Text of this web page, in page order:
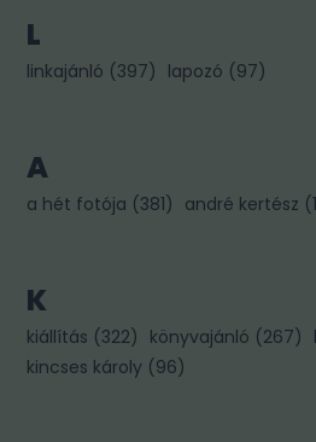
L
linkajánló (397) lapozó (97)
A
a hét fotója (381) andré kertész (
K
kiállítás (322) könyvajánló (267)
kincses károly (96)